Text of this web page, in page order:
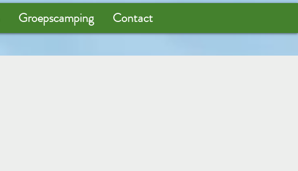
Groepscamping Contact